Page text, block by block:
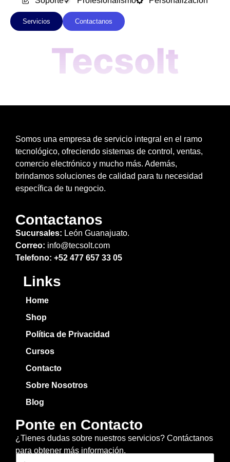
Servicios Contactanos
Tecsolt
Somos una empresa de servicio integral en el ramo
tecnológico, ofreciendo sistemas de control, ventas,
comercio electrónico y mucho más. Además,
brindamos soluciones de calidad para tu necesidad
específica de tu negocio.
Contactanos
Sucursales: León Guanajuato.
Correo: info@tecsolt.com
Telefono: +52 477 657 33 05
Links
Home
Shop
Política de Privacidad
Cursos
Contacto
Sobre Nosotros
Blog
Ponte en Contacto
¿Tienes dudas sobre nuestros servicios? Contáctanos
para obtener más información.